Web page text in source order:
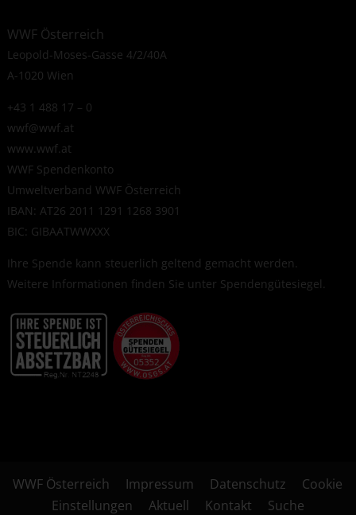
WWF Österreich
Leopold-Moses-Gasse 4/2/40A
A-1020 Wien
+43 1 488 17 – 0
wwf@wwf.at
www.wwf.at
WWF Spendenkonto
Umweltverband WWF Österreich
IBAN: AT26 2011 1291 1268 3901
BIC: GIBAATWWXXX
Ihre Spende kann steuerlich geltend gemacht werden.
Weitere Informationen finden Sie unter Spendengütesiegel.
WWF Österreich Impressum Datenschutz
Cookie
Einstellungen
Aktuell Kontakt Suche